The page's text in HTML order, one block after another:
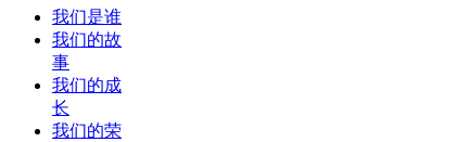
我们是谁
我们的故
事
我们的成
长
我们的荣